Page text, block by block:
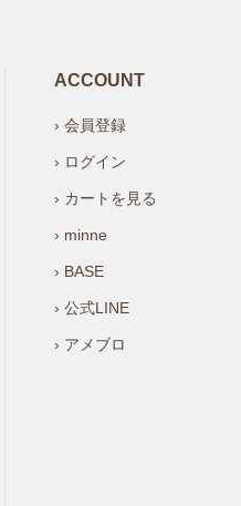
ACCOUNT
› 会員登録
› ログイン
› カートを見る
› minne
› BASE
› 公式LINE
› アメブロ